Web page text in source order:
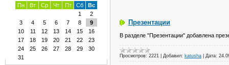
Пн
Вт Ср Чт Пт Сб
Вс
1
2
3
4 5 6 7 8
9
10
11 12 13 14 15
16
17
18 19 20 21 22
23
24
25 26 27 28 29
30
31
Презентации
В разделе "Презентации" добавлена
Просмотров: 2221 Добавил: katusha Дата: